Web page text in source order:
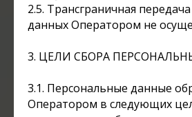
2.5. Трансграничная
данных Оператором не
3. ЦЕЛИ СБОРА
3.1. Персональные данные
Оператором в следующих